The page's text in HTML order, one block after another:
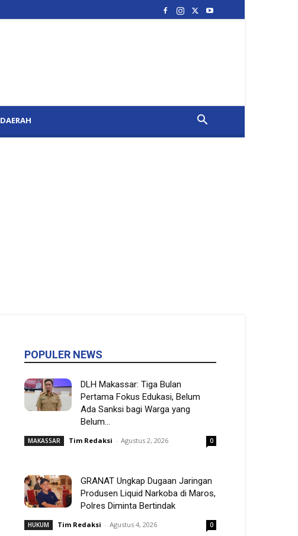
DAERAH
POPULER NEWS
DLH Makassar: Tiga Bulan
Pertama Fokus Edukasi, Belum
Ada Sanksi bagi Warga yang
Belum...
MAKASSAR Tim Redaksi - Agustus 2, 2026 0
GRANAT Ungkap Dugaan Jaringan
Produsen Liquid Narkoba di Maros,
Polres Diminta Bertindak
HUKUM Tim Redaksi - Agustus 4, 2026 0